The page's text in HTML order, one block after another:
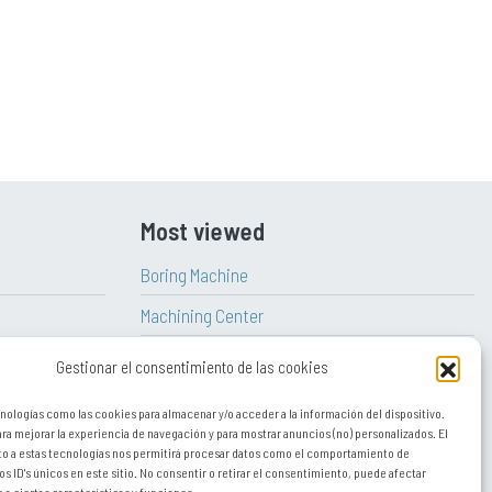
Gestionar el consentimiento de las cookies
como las cookies para almacenar y/o acceder a la información del dispositivo.
mejorar la experiencia de navegación y para mostrar anuncios (no) personalizados. El
a estas tecnologías nos permitirá procesar datos como el comportamiento de
ID's únicos en este sitio. No consentir o retirar el consentimiento, puede afectar
Most viewed
Boring Machine
Machining Center
CNC Lathe
Lathe